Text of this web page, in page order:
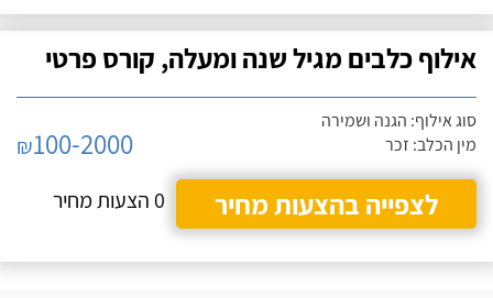
אילוף כלבים מגיל שנה ומעלה, קורס פרטי
סוג אילוף: הגנה ושמירה
מין הכלב: זכר
₪100-2000
לצפייה בהצעות מחיר
0 הצעות מחיר